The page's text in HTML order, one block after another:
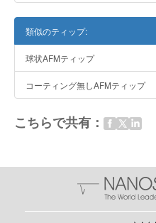
類似のティップ:
球状AFMティップ
コーティング無しAFMティップ
こちらで共有：